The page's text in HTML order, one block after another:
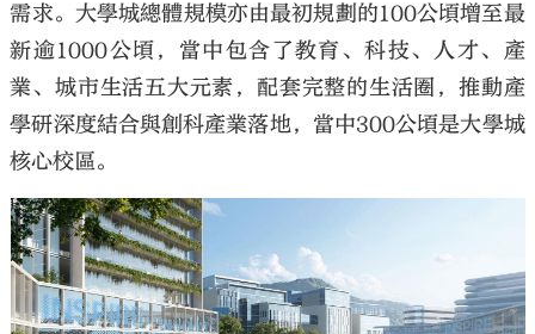
需求。大學城總體規模亦由最初規劃的100公頃增至最
新逾1000公頃，當中包含了教育、科技、人才、產
業、城市生活五大元素，配套完整的生活圈，推動產
學研深度結合與創科產業落地，當中300公頃是大學城
核心校區。